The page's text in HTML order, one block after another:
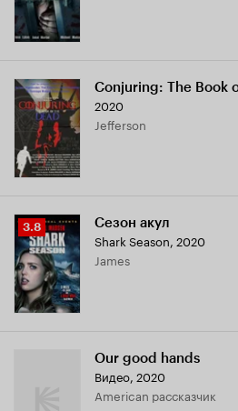
Conjuring: The Book
2020
Jefferson
Рейтинг
Кинопоиска
3.8
3.8 Сезон акул
Shark Season, 2020
James
Our good hands
Видео, 2020
American рассказчик